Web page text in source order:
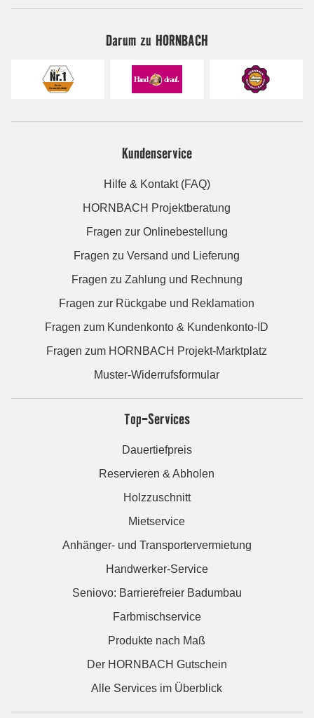
Darum zu HORNBACH
Kundenservice
Hilfe & Kontakt (FAQ)
HORNBACH Projektberatung
Fragen zur Onlinebestellung
Fragen zu Versand und Lieferung
Fragen zu Zahlung und Rechnung
Fragen zur Rückgabe und Reklamation
Fragen zum Kundenkonto & Kundenkonto-ID
Fragen zum HORNBACH Projekt-Marktplatz
Muster-Widerrufsformular
Top-Services
Dauertiefpreis
Reservieren & Abholen
Holzzuschnitt
Mietservice
Anhänger- und Transportervermietung
Handwerker-Service
Seniovo: Barrierefreier Badumbau
Farbmischservice
Produkte nach Maß
Der HORNBACH Gutschein
Alle Services im Überblick